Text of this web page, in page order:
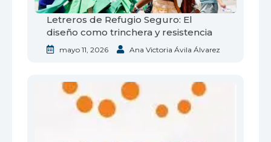
Letreros de Refugio Seguro: El
diseño como trinchera y resistencia
mayo 11, 2026 Ana Victoria Ávila Álvarez